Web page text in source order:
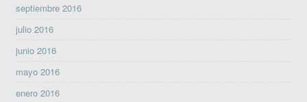
septiembre 2016
julio 2016
junio 2016
mayo 2016
enero 2016